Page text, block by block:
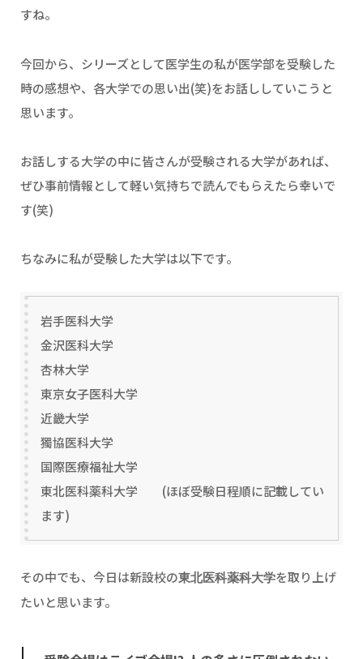
すね。
今回から、シリーズとして医学生の私が医学部を受験した
時の感想や、各大学での思い出(笑)をお話ししていこうと
思います。
お話しする大学の中に皆さんが受験される大学があれば、
ぜひ事前情報として軽い気持ちで読んでもらえたら幸いで
す(笑)
ちなみに私が受験した大学は以下です。
岩手医科大学
金沢医科大学
杏林大学
東京女子医科大学
近畿大学
獨協医科大学
国際医療福祉大学
東北医科薬科大学 (ほぼ受験日程順に記載してい
ます)
その中でも、今日は新設校の東北医科薬科大学を取り上げ
たいと思います。